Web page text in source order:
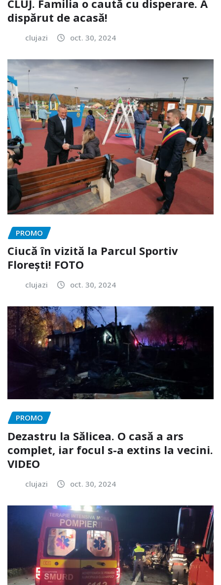
CLUJ. Familia o caută cu disperare. A
dispărut de acasă!
clujazi oct. 30, 2024
PROMO
Ciucă în vizită la Parcul Sportiv
Florești! FOTO
clujazi oct. 30, 2024
PROMO
Dezastru la Sălicea. O casă a ars
complet, iar focul s-a extins la vecini.
VIDEO
clujazi oct. 30, 2024